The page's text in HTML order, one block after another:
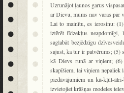
Uzrunājot ļaunos garus
ar Dievu, mums nav varas pār
Lai to mainītu, es ierosinu:
iztērēt līdzekļus
saglabāt bezjēdzīgu
sajust, ka tur ir patvērums; (5)
kā Dievs runā ar viņiem;
skapīšiem, lai viņiem nepaliek
piedāvājumiem un kā-kļūt-
izvietojiet krāšņas modeles